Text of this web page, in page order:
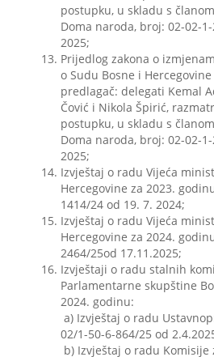
postupku, u skladu s
Doma naroda, broj: 02-02-
2025;
Prijedlog zakona o
o Sudu Bosne i
predlagač: delegati Kemal
Čović i Nikola Špirić,
postupku, u skladu s
Doma naroda, broj: 02-02-
2025;
Izvještaj o radu Vijeća
Hercegovine za 2023.
1414/24 od 19. 7. 2024;
Izvještaj o radu Vijeća
Hercegovine za 2024.
2464/25od 17.11.2025;
Izvještaji o radu stalnih
Parlamentarne skupštine
2024. godinu:
a) Izvještaj o radu
02/1-50-6-864/25 od
b) Izvještaj o radu